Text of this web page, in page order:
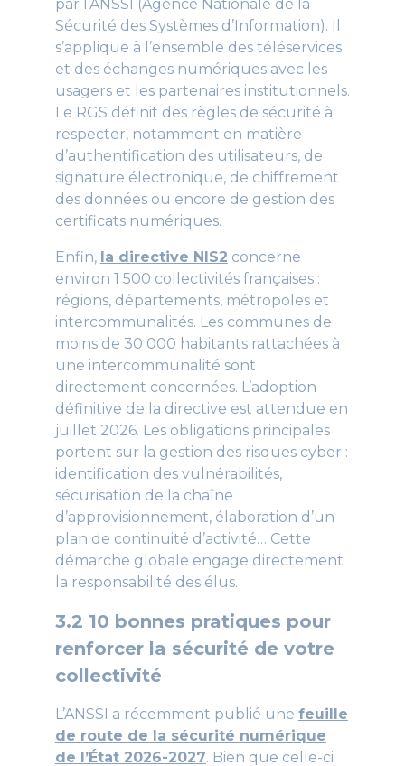
par l’ANSSI (Agence Nationale de la
Sécurité des Systèmes d’Information). Il
s’applique à l’ensemble des téléservices
et des échanges numériques avec les
usagers et les partenaires institutionnels.
Le RGS définit des règles de sécurité à
respecter, notamment en matière
d’authentification des utilisateurs, de
signature électronique, de chiffrement
des données ou encore de gestion des
certificats numériques.
Enfin, la directive NIS2 concerne
environ 1 500 collectivités françaises :
régions, départements, métropoles et
intercommunalités. Les communes de
moins de 30 000 habitants rattachées à
une intercommunalité sont
directement concernées. L’adoption
définitive de la directive est attendue en
juillet 2026. Les obligations principales
portent sur la gestion des risques cyber :
identification des vulnérabilités,
sécurisation de la chaîne
d’approvisionnement, élaboration d’un
plan de continuité d’activité… Cette
démarche globale engage directement
la responsabilité des élus.
3.2 10 bonnes pratiques pour
renforcer la sécurité de votre
collectivité
L’ANSSI a récemment publié une feuille
de route de la sécurité numérique
de l’État 2026-2027. Bien que celle-ci